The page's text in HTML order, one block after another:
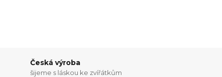
Česká výroba
šijeme s láskou ke zvířátkům